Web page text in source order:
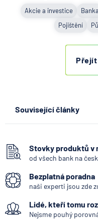
Akcie a investice Banka
Pojištění
Přejít
Související články
Stovky produktů v
od všech bank na
Bezplatná poradna
naši experti jsou zde
Lidé, kteří tomu
Nejsme pouhý